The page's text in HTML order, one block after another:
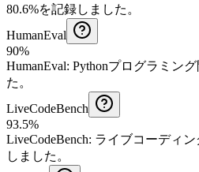
80.6%を記録しました。
HumanEval
90%
HumanEval: Pythonプログラミング
た。
LiveCodeBench
93.5%
LiveCodeBench: ライブコーディ
しました。